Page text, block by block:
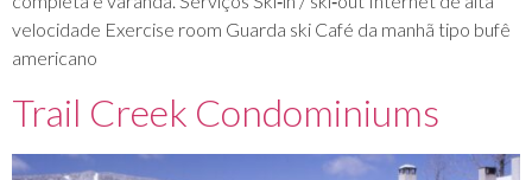
velocidade Exercise room Guarda ski Café da manhã tipo bufê
americano
Trail Creek Condominiums